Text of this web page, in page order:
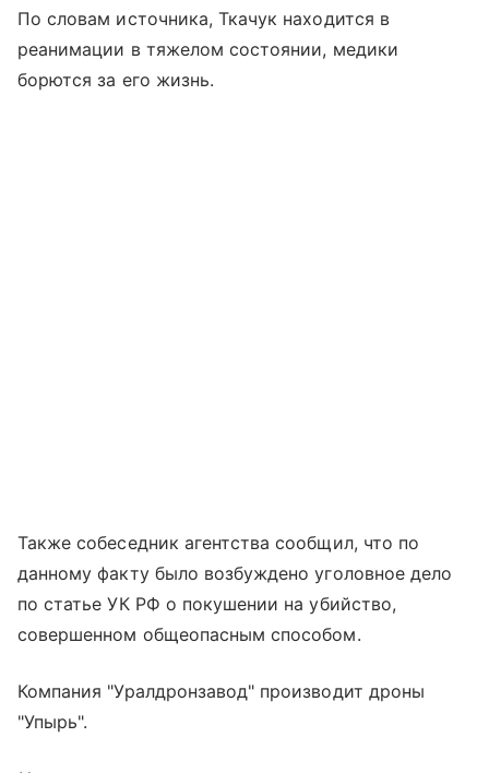
По словам источника, Ткачук находится в
реанимации в тяжелом состоянии, медики
борются за его жизнь.
Также собеседник агентства сообщил, что по
данному факту было возбуждено уголовное дело
по статье УК РФ о покушении на убийство,
совершенном общеопасным способом.
Компания "Уралдронзавод" производит дроны
"Упырь".